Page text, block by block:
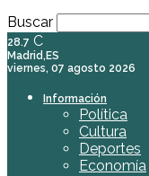
Buscar
28.7 C
Madrid,ES
viernes, 07 agosto 2026
Información
Política
Cultura
Deportes
Economía